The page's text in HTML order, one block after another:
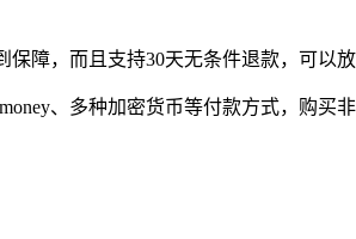
障，而且支持30天无条件退款，可以放
、多种加密货币等付款方式，购买非